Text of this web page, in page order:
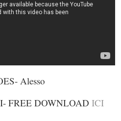
Alesso
FREE DOWNLOAD ICI